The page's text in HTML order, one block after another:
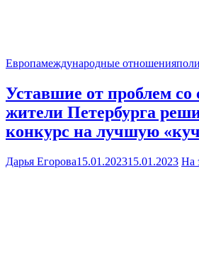
Европамеждународные отношения
Уставшие от проблем со
жители Петербурга
конкурс на лучшую
Дарья Егорова15.01.202315.01.2023 На